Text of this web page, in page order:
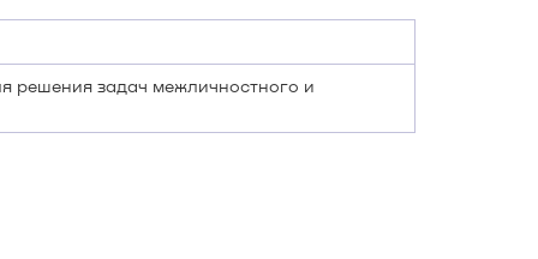
решения задач межличностного и